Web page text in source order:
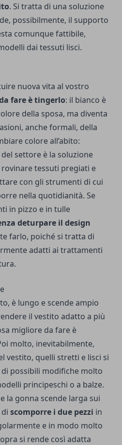
. Si tratta di una soluzione
possibilmente, il supporto
comunque fattibile,
dai tessuti lisci.
nuova vita al vostro
fare è tingerlo: il bianco è
della sposa, ma diventa
anche formali, della
colore all’abito:
settore è la soluzione
tessuti pregiati e
con gli strumenti di cui
nella quotidianità. Se
in pizzo e in tulle
deturpare il design
farlo, poiché si tratta di
adatti ai trattamenti
è lungo e scende ampio
il vestito adatto a più
migliore da fare è
molto, inevitabilmente,
vestito, quelli stretti e lisci si
possibili modifiche molto
principeschi o a balze.
la gonna scende larga sui
scomporre i due pezzi in
e in modo molto
si rende così adatta